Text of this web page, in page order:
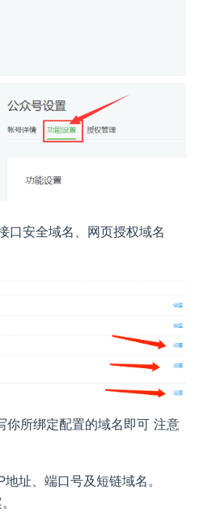
口安全域名、网页授权域名
你所绑定配置的域名即可 注意
址、端口号及短链域名。